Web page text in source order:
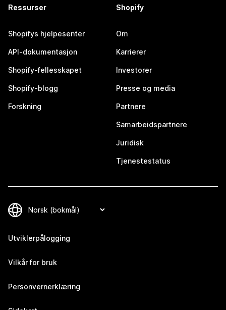
Ressurser
Shopifys hjelpesenter
API-dokumentasjon
Shopify-fellesskapet
Shopify-blogg
Forskning
Shopify
Om
Karrierer
Investorer
Presse og media
Partnere
Samarbeidspartnere
Juridisk
Tjenestestatus
Utviklerpålogging
Vilkår for bruk
Personvernerklæring